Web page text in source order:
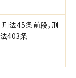
法45条前段，刑
403条